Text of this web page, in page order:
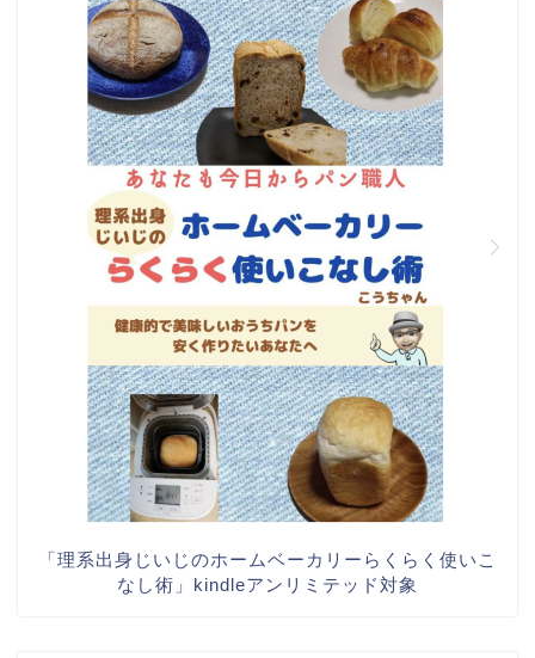
「理系出身じいじのホームベーカリーらくらく使いこ
なし術」kindleアンリミテッド対象